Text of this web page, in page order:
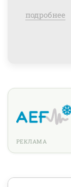
подробнее
РЕКЛАМА